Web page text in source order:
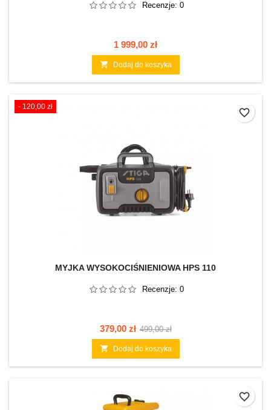
Recenzje: 0
Cena
1 999,00 zł
 Dodaj do koszyka
- 120,00 zł
MYJKA WYSOKOCIŚNIENIOWA HPS 110
Recenzje: 0
Cena
379,00 zł Cena
podstawowa
499,00 zł
 Dodaj do koszyka
favorite_border
favorite_border